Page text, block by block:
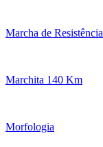
Marcha de Resistência
Marchita 140 Km
Morfologia